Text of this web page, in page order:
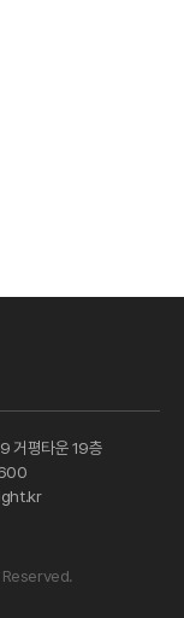
거평타운 19층